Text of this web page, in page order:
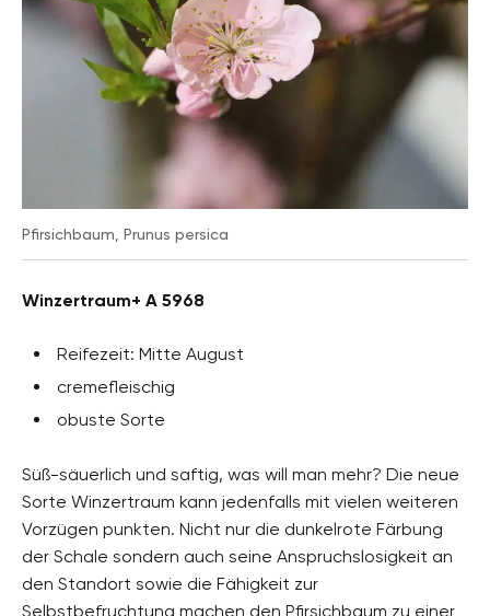
Pfirsichbaum, Prunus persica
Winzertraum+ A 5968
Reifezeit: Mitte August
cremefleischig
obuste Sorte
Süß-säuerlich und saftig, was will man mehr? Die neue
Sorte Winzertraum kann jedenfalls mit vielen weiteren
Vorzügen punkten. Nicht nur die dunkelrote Färbung
der Schale sondern auch seine Anspruchslosigkeit an
den Standort sowie die Fähigkeit zur
Selbstbefruchtung machen den Pfirsichbaum zu einer